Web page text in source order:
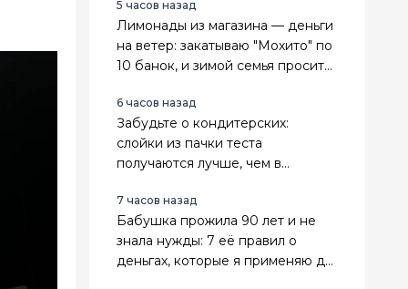
5 часов назад
Лимонады из магазина — деньги
на ветер: закатываю "Мохито" по
10 банок, и зимой семья просит
6 часов назад
Забудьте о кондитерских:
слойки из пачки теста
получаются лучше, чем в
7 часов назад
Бабушка прожила 90 лет и не
знала нужды: 7 её правил о
деньгах, которые я применяю до